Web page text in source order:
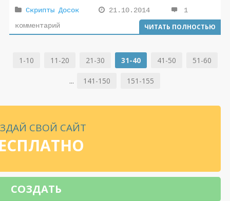
Скрипты Досок 21.10.2014
1
комментарий
ЧИТАТЬ ПОЛНОСТЬЮ
1-10 11-20 21-30 31-40 41-50 51-60
... 141-150 151-155
СВОЙ САЙТ
СОЗДАТЬ